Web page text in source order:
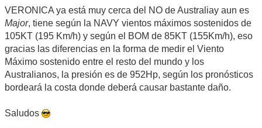
VERONICA ya está muy cerca del NO de Australiay aun es
Major, tiene según la NAVY vientos máximos sostenidos de
105KT (195 Km/h) y según el BOM de 85KT (155Km/h), eso
gracias las diferencias en la forma de medir el Viento
Máximo sostenido entre el resto del mundo y los
Australianos, la presión es de 952Hp, según los pronósticos
bordeará la costa donde deberá causar bastante daño.
Saludos